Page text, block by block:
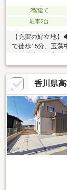
2階建て
駐車2台
【充実の好立地
で徒歩15分、玉藻
香川県